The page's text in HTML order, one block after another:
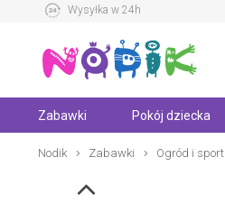
Wysyłka w 24h
Zabawki Pokój dziecka
Nodik Zabawki Ogród i sport